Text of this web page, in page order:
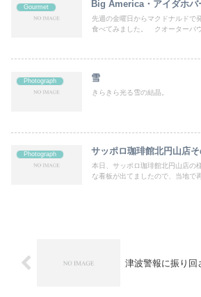
Gourmet Big America・アイダホバ
先週の金曜日からマクドナルドで
食べてみました。 クオーターバウ
Photograph 雪
きらきら光る雪の結晶。
Photograph サッポロ珈琲館北円山店
本日、サッポロ珈琲館北円山店の
な看板が出てましたので、当地で
津波警報に振り回